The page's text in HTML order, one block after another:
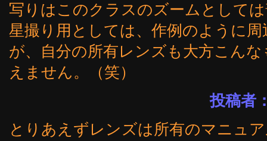
写りはこのクラスのズームとして
星撮り用としては、作例のように
が、自分の所有レンズも大方こん
えません。（笑）
投稿者
とりあえずレンズは所有のマニュ